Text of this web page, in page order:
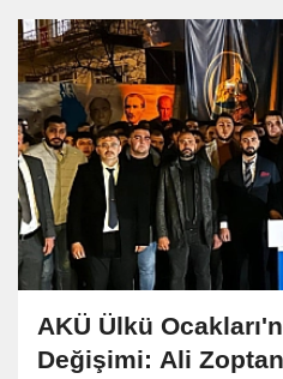
AKÜ Ülkü
Değişimi: Ali